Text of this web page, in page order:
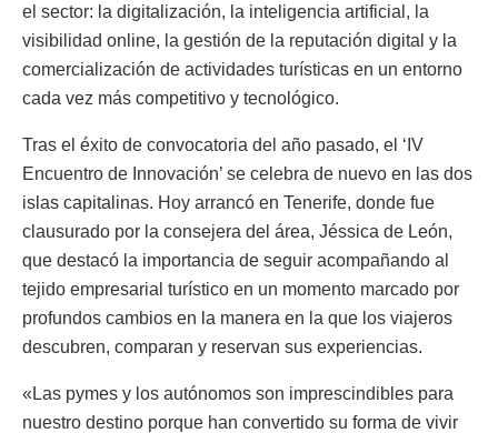
el sector: la digitalización, la inteligencia artificial, la
visibilidad online, la gestión de la reputación digital y la
comercialización de actividades turísticas en un entorno
cada vez más competitivo y tecnológico.
Tras el éxito de convocatoria del año pasado, el ‘IV
Encuentro de Innovación’ se celebra de nuevo en las dos
islas capitalinas. Hoy arrancó en Tenerife, donde fue
clausurado por la consejera del área, Jéssica de León,
que destacó la importancia de seguir acompañando al
tejido empresarial turístico en un momento marcado por
profundos cambios en la manera en la que los viajeros
descubren, comparan y reservan sus experiencias.
«Las pymes y los autónomos son imprescindibles para
nuestro destino porque han convertido su forma de vivir